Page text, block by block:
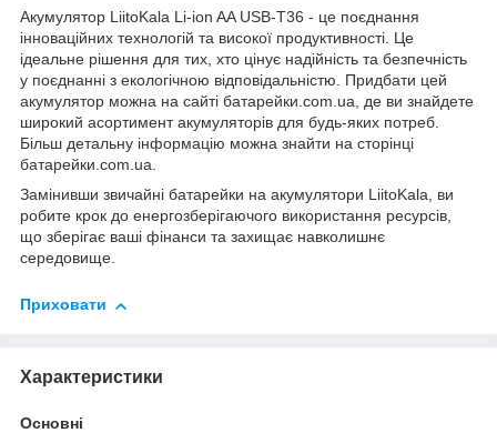
Акумулятор LiitoKala Li-ion AA USB-T36 - це поєднання
інноваційних технологій та високої продуктивності. Це
ідеальне рішення для тих, хто цінує надійність та безпечність
у поєднанні з екологічною відповідальністю. Придбати цей
акумулятор можна на сайті батарейки.com.ua, де ви знайдете
широкий асортимент акумуляторів для будь-яких потреб.
Більш детальну інформацію можна знайти на сторінці
батарейки.com.ua.
Замінивши звичайні батарейки на акумулятори LiitoKala, ви
робите крок до енергозберігаючого використання ресурсів,
що зберігає ваші фінанси та захищає навколишнє
середовище.
Приховати
Характеристики
Основні